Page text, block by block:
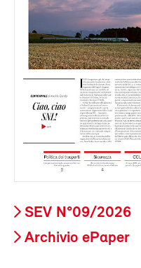
SEV N°09/2026
Archivio ePaper